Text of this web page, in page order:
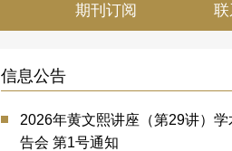
期刊订阅 联
信息公告
2026年黄文熙讲座（第29讲）学
告会 第1号通知